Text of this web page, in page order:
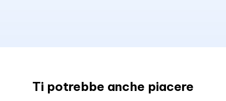
Ti potrebbe anche piacere